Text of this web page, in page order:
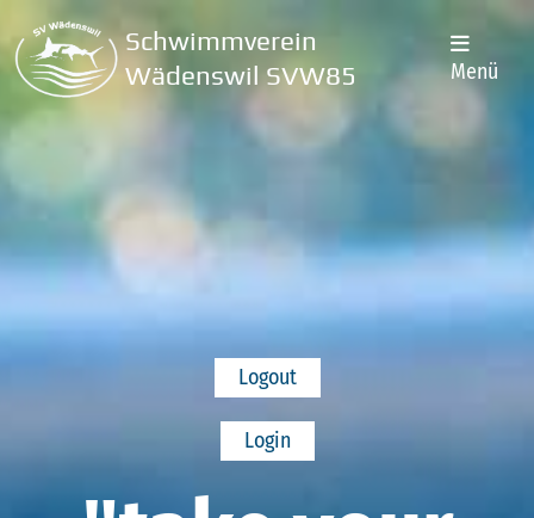
Schwimmverein
Wädenswil SVW85
Menü
Logout
Login